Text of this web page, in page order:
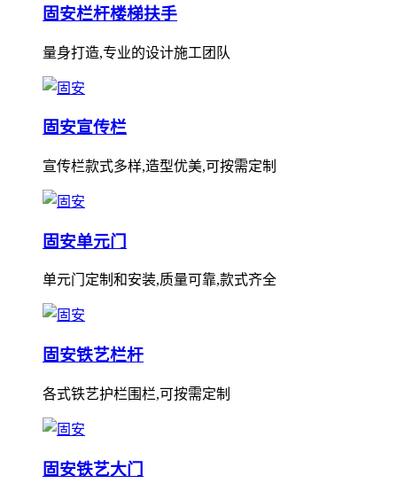
固安栏杆楼梯扶手
量身打造,专业的设计施工团队
固安宣传栏
宣传栏款式多样,造型优美,可按需定制
固安单元门
单元门定制和安装,质量可靠,款式齐全
固安铁艺栏杆
各式铁艺护栏围栏,可按需定制
固安铁艺大门